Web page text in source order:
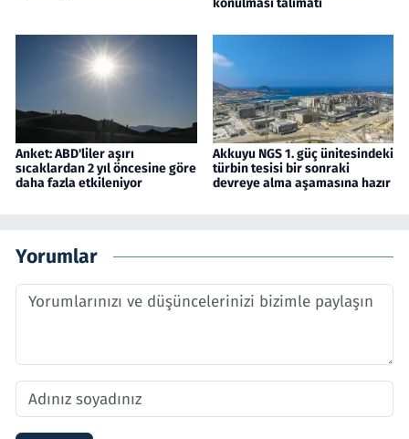
konulması talimatı
Anket: ABD'liler aşırı
sıcaklardan 2 yıl öncesine göre
daha fazla etkileniyor
Akkuyu NGS 1. güç ünitesindeki
türbin tesisi bir sonraki
devreye alma aşamasına hazır
Yorumlar